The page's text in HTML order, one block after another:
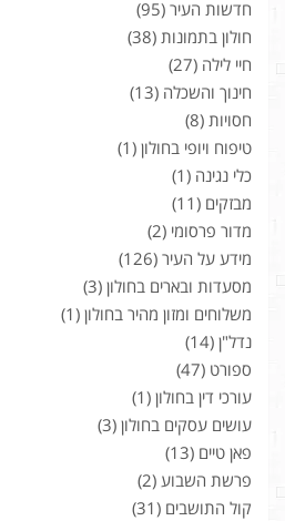
חדשות העיר (95)
חולון בתמונות (38)
חיי לילה (27)
חינוך והשכלה (13)
חסויות (8)
טיפוח ויופי בחולון (1)
כלי נגינה (1)
מבזקים (11)
מדור פרסומי (2)
מידע על העיר (126)
מסעדות ובארים בחולון (3)
משלוחים ומזון מהיר בחולון (1)
נדל"ן (14)
ספורט (47)
עורכי דין בחולון (1)
עושים עסקים בחולון (3)
פאן טיים (13)
פרשת השבוע (2)
קול התושבים (31)